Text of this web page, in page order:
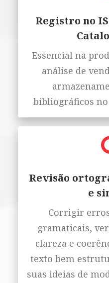
Registro no
Essencial na
análise de
bibliográficos
Revisão
e
Corrigir
gramaticais,
clareza e
texto bem
suas ideias de